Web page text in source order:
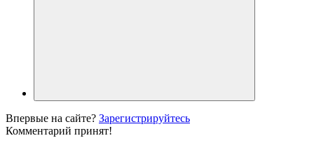
Впервые на сайте? Зарегистрируйтесь
Комментарий принят!